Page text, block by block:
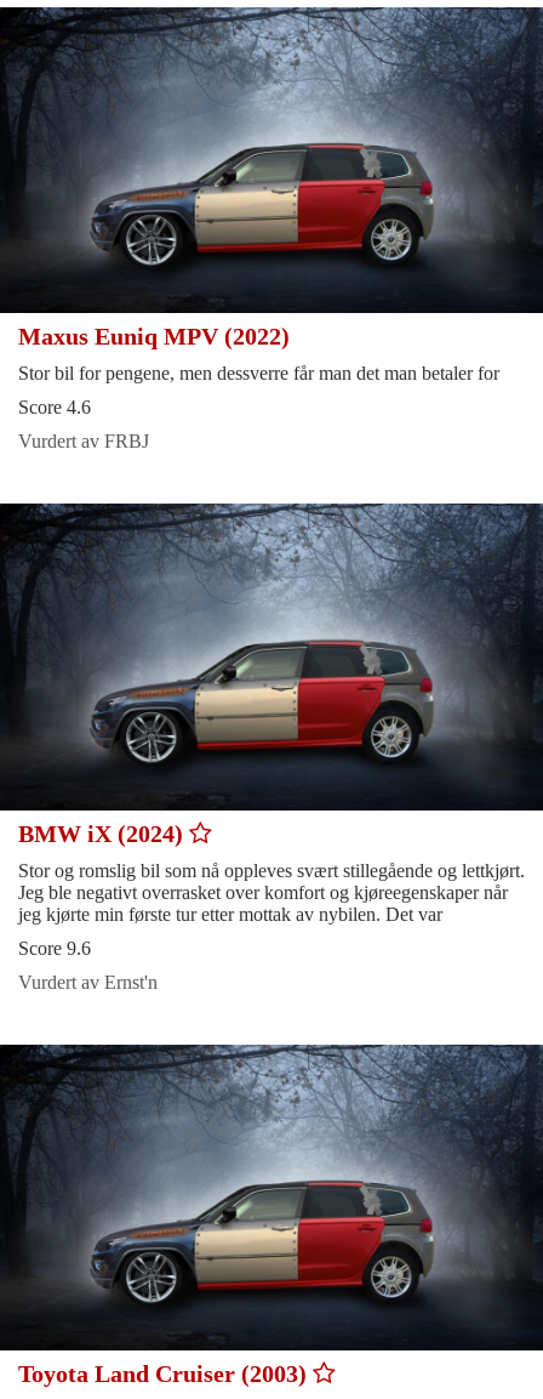
Maxus Euniq MPV (2022)
Stor bil for pengene, men dessverre får man det man betaler for
Score 4.6
Vurdert av FRBJ
BMW iX (2024)
Stor og romslig bil som nå oppleves svært stillegående og lettkjørt.
Jeg ble negativt overrasket over komfort og kjøreegenskaper når
jeg kjørte min første tur etter mottak av nybilen. Det var
Score 9.6
Vurdert av Ernst'n
Toyota Land Cruiser (2003)